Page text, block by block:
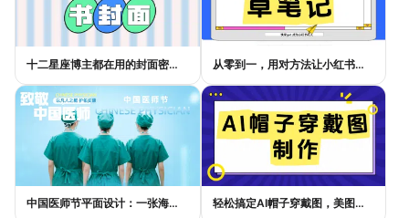
十二星座博主都在用的封面密码，星座小红书封面标题这样写才吸睛 从零到一，用对方法让小红书种草笔记的流量自己找上门
中国医师节平面设计：一张海报如何讲好白衣故事 轻松搞定AI帽子穿戴图，美图设计室电商主图教程